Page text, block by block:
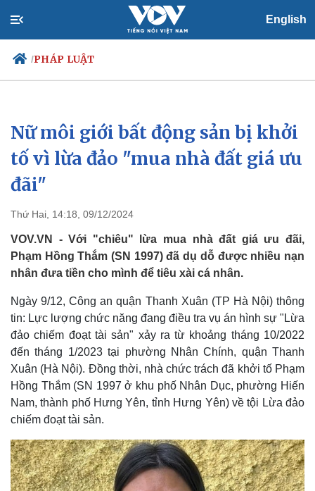
English
/PHÁP LUẬT
Chính trị
Đảng
Tổ chức nhân sự
Quốc hội
Xã hội
Tin 24h
Dự báo thời tiết
Nữ môi giới bất động sản bị khởi
tố vì lừa đảo "mua nhà đất giá ưu
đãi"
Thứ Hai, 14:18, 09/12/2024
VOV.VN - Với "chiêu" lừa mua nhà đất giá ưu đãi,
Phạm Hồng Thắm (SN 1997) đã dụ dỗ được nhiều nạn
nhân đưa tiền cho mình để tiêu xài cá nhân.
Ngày 9/12, Công an quận Thanh Xuân (TP Hà Nội) thông
tin: Lực lượng chức năng đang điều tra vụ án hình sự "Lừa
đảo chiếm đoạt tài sản" xảy ra từ khoảng tháng 10/2022
đến tháng 1/2023 tại phường Nhân Chính, quận Thanh
Xuân (Hà Nội). Đồng thời, nhà chức trách đã khởi tố Phạm
Hồng Thắm (SN 1997 ở khu phố Nhân Dục, phường Hiến
Nam, thành phố Hưng Yên, tỉnh Hưng Yên) về tội Lừa đảo
chiếm đoạt tài sản.